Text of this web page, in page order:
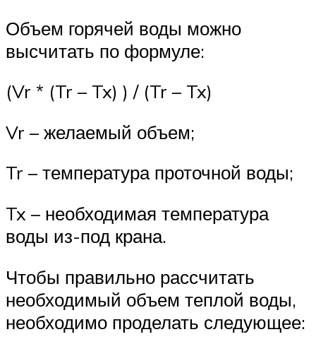
Объем горячей воды можно
высчитать по формуле:
(Vr * (Tr – Tx) ) / (Tr – Tx)
Vr – желаемый объем;
Tr – температура проточной воды;
Tx – необходимая температура
воды из-под крана.
Чтобы правильно рассчитать
необходимый объем теплой воды,
необходимо проделать следующее: